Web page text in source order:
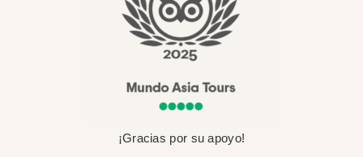
¡Gracias por su apoyo!